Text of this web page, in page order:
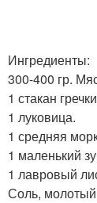
Ингредиенты:
300-400 гр.
1 стакан
1 луковица.
1 средняя
1 маленький
1 лавровый
Соль, молотый